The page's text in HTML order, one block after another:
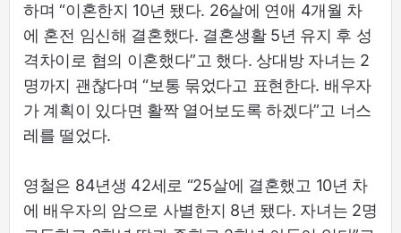
하며 “이혼한지 10년 됐다. 26살에 연애 4개월 차
에 혼전 임신해 결혼했다. 결혼생활 5년 유지 후 성
격차이로 협의 이혼했다”고 했다. 상대방 자녀는 2
명까지 괜찮다며 “보통 묶었다고 표현한다. 배우자
가 계획이 있다면 활짝 열어보도록 하겠다”고 너스
레를 떨었다.
영철은 84년생 42세로 “25살에 결혼했고 10년 차
에 배우자의 암으로 사별한지 8년 됐다. 자녀는 2명